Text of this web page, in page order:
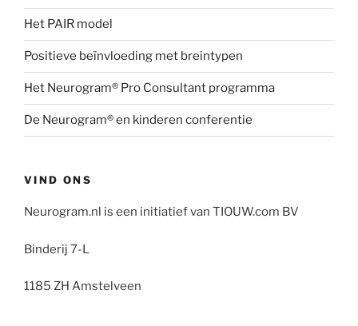
Het PAIR model
Positieve beïnvloeding met breintypen
Het Neurogram® Pro Consultant programma
De Neurogram® en kinderen conferentie
VIND ONS
Neurogram.nl is een initiatief van TIOUW.com BV
Binderij 7-L
1185 ZH Amstelveen